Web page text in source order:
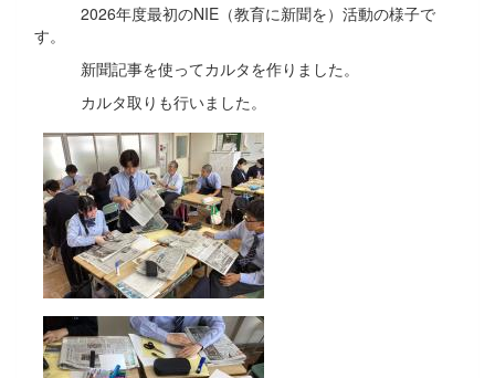
2026年度最初のNIE（教育に新聞を）活動の様子で
す。
新聞記事を使ってカルタを作りました。
カルタ取りも行いました。